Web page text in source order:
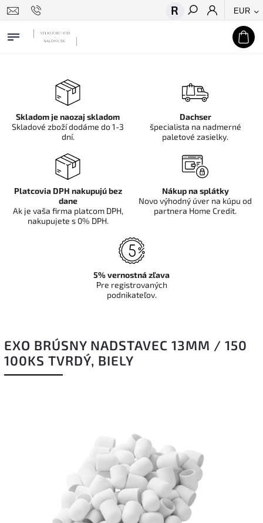
EUR
Hľadať
EXO BRÚSNY NADSTAVEC 13MM / 150
100KS TVRDÝ, BIELY
Skladom je naozaj skladom
Skladové zboží dodáme do 1-3
dní.
Dachser
špecialista na nadmerné
paletové zasielky.
Platcovia DPH nakupujú bez
dane
Ak je vaša firma platcom DPH,
nakupujete s 0% DPH.
Nákup na splátky
Novo výhodný úver na kúpu od
partnera Home Credit.
5% vernostná zľava
Pre registrovaných
podnikateľov.